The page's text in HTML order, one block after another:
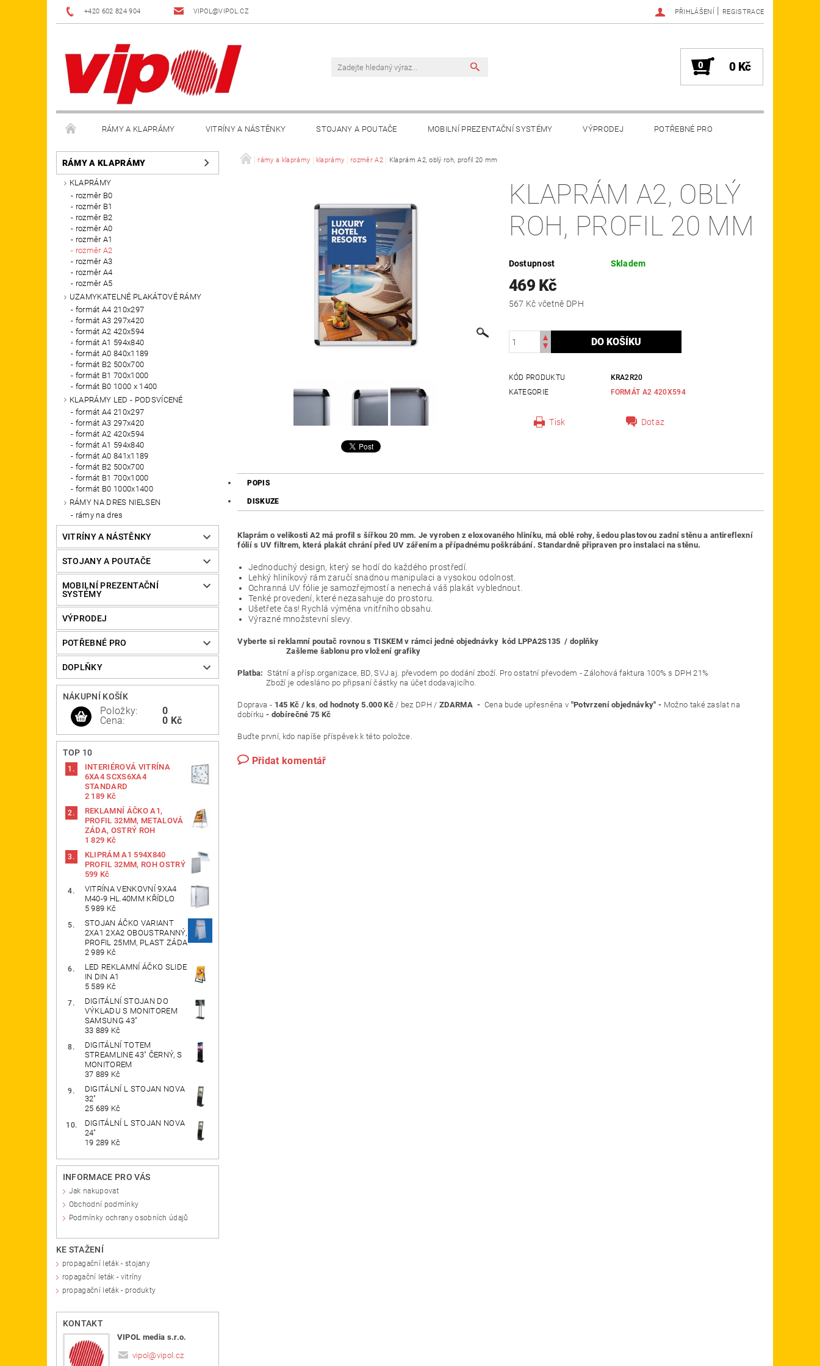
+420 602 824 904 VIPOL@VIPOL.CZ PŘIHLÁŠENÍ | REGISTRACE
0 0 Kč
RÁMY A KLAPRÁMY VITRÍNY A NÁSTĚNKY STOJANY A POUTAČE MOBILNÍ PREZENTAČNÍ SYSTÉMY VÝPRODEJ POTŘEBNÉ PRO
DOPLŇKY OBCHODNÍ PODMÍNKY KONTAKTY
RÁMY A KLAPRÁMY
KLAPRÁMY
rozměr B0
rozměr B1
rozměr B2
rozměr A0
rozměr A1
rozměr A2
rozměr A3
rozměr A4
rozměr A5
UZAMYKATELNÉ PLAKÁTOVÉ RÁMY
formát A4 210x297
formát A3 297x420
formát A2 420x594
formát A1 594x840
formát A0 840x1189
formát B2 500x700
formát B1 700x1000
formát B0 1000 x 1400
KLAPRÁMY LED - PODSVÍCENÉ
formát A4 210x297
formát A3 297x420
formát A2 420x594
formát A1 594x840
formát A0 841x1189
formát B2 500x700
formát B1 700x1000
formát B0 1000x1400
RÁMY NA DRES NIELSEN
rámy na dres
VITRÍNY A NÁSTĚNKY
STOJANY A POUTAČE
MOBILNÍ PREZENTAČNÍ
SYSTÉMY
VÝPRODEJ
POTŘEBNÉ PRO
DOPLŇKY
NÁKUPNÍ KOŠÍK
Položky:
Cena:
0
0 Kč
TOP 10
INTERIÉROVÁ VITRÍNA
6XA4 SCXS6XA4
STANDARD
2 189 Kč
REKLAMNÍ ÁČKO A1,
PROFIL 32MM, METALOVÁ
ZÁDA, OSTRÝ ROH
1 829 Kč
KLIPRÁM A1 594X840
PROFIL 32MM, ROH OSTRÝ
599 Kč
VITRÍNA VENKOVNÍ 9XA4
M40-9 HL.40MM KŘÍDLO
5 989 Kč
STOJAN ÁČKO VARIANT
2XA1 2XA2 OBOUSTRANNÝ,
PROFIL 25MM, PLAST ZÁDA
2 989 Kč
LED REKLAMNÍ ÁČKO SLIDE
IN DIN A1
5 589 Kč
DIGITÁLNÍ STOJAN DO
VÝKLADU S MONITOREM
SAMSUNG 43"
33 889 Kč
DIGITÁLNÍ TOTEM
STREAMLINE 43" ČERNÝ, S
MONITOREM
37 889 Kč
DIGITÁLNÍ L STOJAN NOVA
32"
25 689 Kč
DIGITÁLNÍ L STOJAN NOVA
24"
19 289 Kč
INFORMACE PRO VÁS
Jak nakupovat
Obchodní podmínky
Podmínky ochrany osobních údajů
KE STAŽENÍ
propagační leták - stojany
ropagační leták - vitríny
propagační leták - produkty
KONTAKT
VIPOL media s.r.o.
vipol@vipol.cz
rámy a klaprámy klaprámy rozměr A2 Klaprám A2, oblý roh, profil 20 mm
KLAPRÁM A2, OBLÝ
ROH, PROFIL 20 MM
Dostupnost Skladem
469 Kč
567 Kč včetně DPH
KÓD PRODUKTU
KRA2R20
KATEGORIE
FORMÁT A2 420X594
Tisk Dotaz
POPIS
DISKUZE
Klaprám o velikosti A2 má profil s šířkou 20 mm. Je vyroben z eloxovaného hliníku, má oblé rohy, šedou plastovou zadní stěnu a antireflexní
fólií s UV filtrem, která plakát chrání před UV zářením a případnému poškrábání. Standardně připraven pro instalaci na stěnu.
Jednoduchý design, který se hodí do každého prostředí.
Lehký hliníkový rám zaručí snadnou manipulaci a vysokou odolnost.
Ochranná UV fólie je samozřejmostí a nenechá váš plakát vyblednout.
Tenké provedení, které nezasahuje do prostoru.
Ušetřete čas! Rychlá výměna vnitřního obsahu.
Výrazné množstevní slevy.
Vyberte si reklamní poutač rovnou s TISKEM v rámci jedné objednávky kód LPPA2S135 / doplňky
Zašleme šablonu pro vložení grafiky
Platba: Státní a přísp.organizace, BD, SVJ aj. převodem po dodání zboží. Pro ostatní převodem - Zálohová faktura 100% s DPH 21%
Zboží je odesláno po připsaní částky na účet dodavajicího.
Doprava - 145 Kč / ks, od hodnoty 5.000 Kč/ bez DPH /ZDARMA - Cena bude upřesněna v "Potvrzení objednávky" - Možno také zaslat na
dobírku - dobírečné 75 Kč
Buďte první, kdo napíše příspěvek k této položce.
Přidat komentář